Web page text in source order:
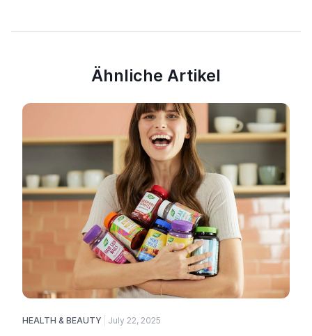
Ähnliche Artikel
HEALTH & BEAUTY July 22, 2025